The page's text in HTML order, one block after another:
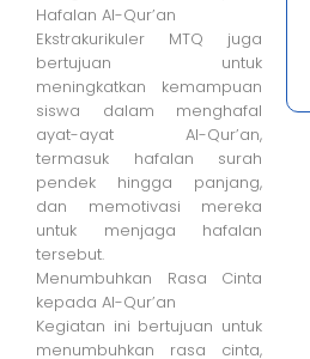
Hafalan Al-Qur’an
Ekstrakurikuler MTQ juga
bertujuan untuk
meningkatkan kemampuan
siswa dalam menghafal
ayat-ayat Al-Qur’an,
termasuk hafalan surah
pendek hingga panjang,
dan memotivasi mereka
untuk menjaga hafalan
tersebut.
Menumbuhkan Rasa Cinta
kepada Al-Qur’an
Kegiatan ini bertujuan untuk
menumbuhkan rasa cinta,